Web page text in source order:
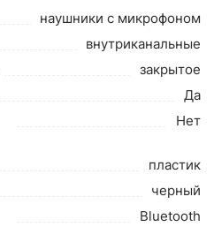
наушники с микрофоном
внутриканальные
закрытое
Да
Нет
пластик
черный
Bluetooth